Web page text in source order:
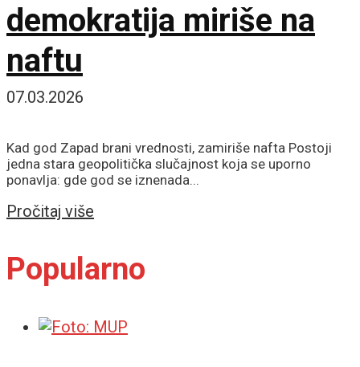
demokratija miriše na
naftu
07.03.2026
Kad god Zapad brani vrednosti, zamiriše nafta Postoji
jedna stara geopolitička slučajnost koja se uporno
ponavlja: gde god se iznenada...
Pročitaj više
Popularno